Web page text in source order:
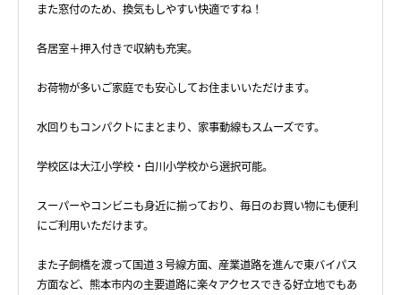
また窓付のため、換気もしやすい快適ですね！
各居室＋押入付きで収納も充実。
お荷物が多いご家庭でも安心してお住まいいただけます。
水回りもコンパクトにまとまり、家事動線もスムーズです。
学校区は大江小学校・白川小学校から選択可能。
スーパーやコンビニも身近に揃っており、毎日のお買い物にも便利
にご利用いただけます。
また子飼橋を渡って国道３号線方面、産業道路を進んで東バイパス
方面など、熊本市内の主要道路に楽々アクセスできる好立地でもあ